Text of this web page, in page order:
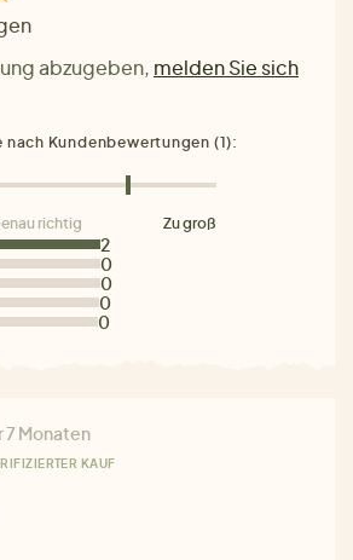
abzugeben, melden Sie sich
2
0
0
0
0
nach Kundenbewertungen (1):
richtig Zu groß
7 Monaten
KAUF